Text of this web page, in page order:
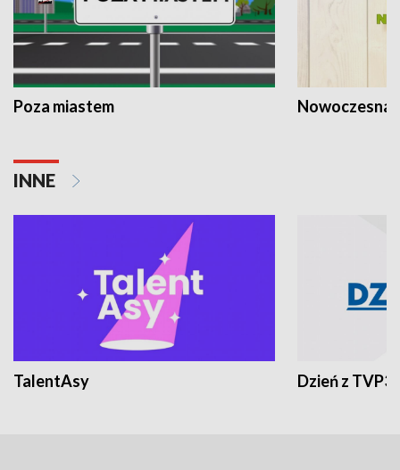
Poza miastem Nowoczesna
INNE
TalentAsy Dzień z TVP3